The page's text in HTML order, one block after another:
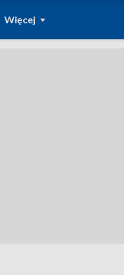
Więcej